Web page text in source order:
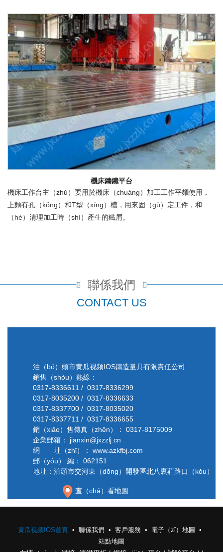
機床鑄鐵平台
機床工作台主（zhǔ）要用於機床（chuáng）加工工作平麵使用，
上麵有孔（kǒng）和T型（xíng）槽，用來固（gù）定工件，和
（hé）清理加工時（shí）產生的鐵屑。
聯係我們
CONTACT US
泊（bó）頭市黄瓜视频IOS鑄造量具有限責任公司
銷售（shòu）熱線：
0317-8336611 / 0317-8336299
0317-8035200 / 0317-8336633
0317-8337700 / 0317-8035020
0317-8337711 / 0317-8336655
銷（xiāo）售傳真（zhēn）： 0317-8175009
企業郵箱： jianxin@jxzzlj.cn
網 址（zhǐ）： www.azkfbj.com
郵（yóu） 編： 062151
地址：泊頭市交河東（dōng）開發區北八裏莊路口（kǒu）
查（chá）看地圖
黄瓜视频IOS首頁 聯係我們 客戶服務
電子（zǐ）地圖
站點地圖